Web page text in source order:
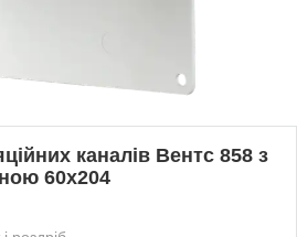
каналів Вентс 858 з
60х204